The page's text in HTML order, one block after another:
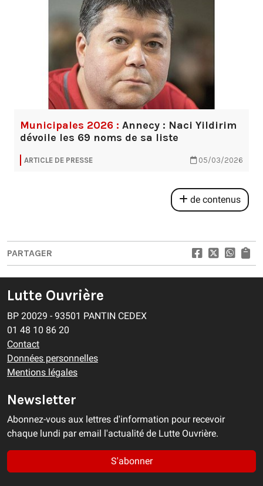
Municipales 2026 : Annecy : Naci Yildirim
dévoile les 69 noms de sa liste
ARTICLE DE PRESSE 05/03/2026
de contenus
PARTAGER
Lutte Ouvrière
BP 20029 - 93501 PANTIN CEDEX
01 48 10 86 20
Contact
Données personnelles
Mentions légales
Newsletter
Abonnez-vous aux lettres d'information pour recevoir
chaque lundi par email l'actualité de Lutte Ouvrière.
S'abonner